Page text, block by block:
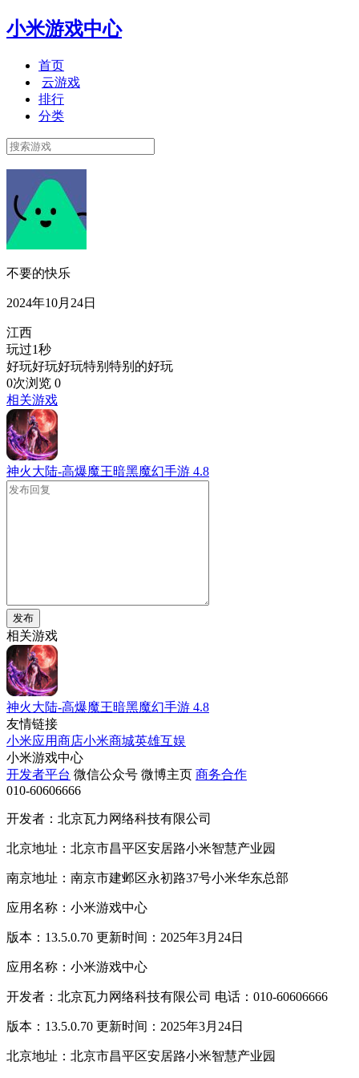
小米游戏中心
首页
云游戏
排行
分类
不要的快乐
2024年10月24日
江西
玩过1秒
好玩好玩好玩特别特别的好玩
0次浏览 0
相关游戏
神火大陆-高爆魔王暗黑魔幻手游 4.8
发布
相关游戏
神火大陆-高爆魔王暗黑魔幻手游 4.8
友情链接
小米应用商店小米商城英雄互娱
小米游戏中心
开发者平台 微信公众号 微博主页 商务合作
010-60606666
开发者：北京瓦力网络科技有限公司
北京地址：北京市昌平区安居路小米智慧产业园
南京地址：南京市建邺区永初路37号小米华东总部
应用名称：小米游戏中心
版本：13.5.0.70 更新时间：2025年3月24日
应用名称：小米游戏中心
开发者：北京瓦力网络科技有限公司 电话：010-60606666
版本：13.5.0.70 更新时间：2025年3月24日
北京地址：北京市昌平区安居路小米智慧产业园